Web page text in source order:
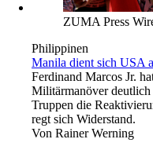
ZUMA Press
Philippinen
Manila dient sich USA
Ferdinand Marcos Jr.
Militärmanöver deutlich
Truppen die
regt sich Widerstand.
Von Rainer Werning